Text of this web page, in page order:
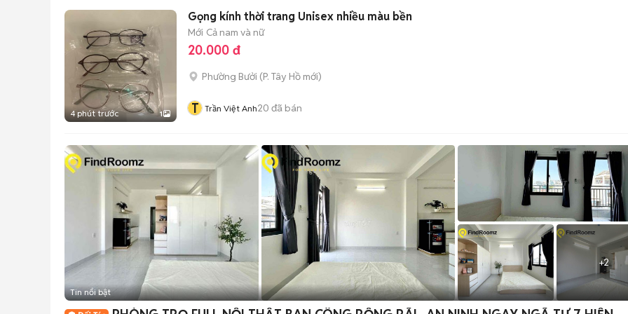
4 phút trước 1
Gọng kính thời trang Unisex nhiều màu bền
Mới Cả nam và nữ
20.000 đ
Phường Bưởi (P. Tây Hồ mới)
T Trần Việt Anh20 đã bán
+2
Tin nổi bật